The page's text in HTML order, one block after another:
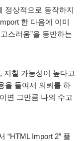
정상적으로 동작하지
한 다음에 이미
스러움”을 동반하는
지칠 가능성이 높다고
을 들여서 의뢰를 하
면 그만큼 나의 수고
“HTML Import 2” 플